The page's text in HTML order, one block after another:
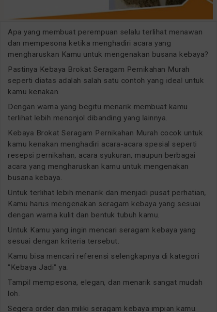
Apa yang membuat perempuan selalu terlihat menawan
dan mempesona ketika menghadiri acara yang
mengharuskan Kamu untuk mengenakan busana kebaya?
Pastinya Kebaya Brokat Seragam Pernikahan Murah
seperti diatas adalah salah satu contoh yang ideal untuk
kamu kenakan.
Dengan warna yang begitu menarik membuat kamu
terlihat lebih menonjol dibanding yang lainnya.
Kebaya Brokat Seragam Pernikahan Murah cocok untuk
kamu kenakan menghadiri acara-acara spesial seperti
resepsi pernikahan, acara syukuran, maupun berbagai
acara yang mengharuskan kamu untuk mengenakan
busana kebaya.
Untuk terlihat lebih menarik dan menjadi pusat perhatian,
Kamu harus mengenakan seragam kebaya yang sesuai
dengan warna kulit dan bentuk tubuh kamu.
Untuk Kamu yang ingin mencari seragam kebaya yang
sesuai dengan kriteria tersebut.
Kamu bisa mencari referensi selengkapnya di kategori
"Kebaya Jadi" ya.
Tampil mempesona, elegan, dan menarik sangat mudah
loh.
Segera order dan miliki seragam kebaya impian kamu.